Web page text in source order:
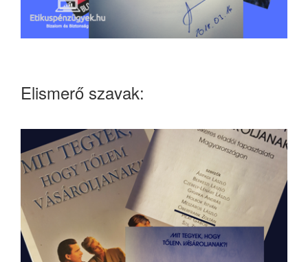
Elismerő szavak: